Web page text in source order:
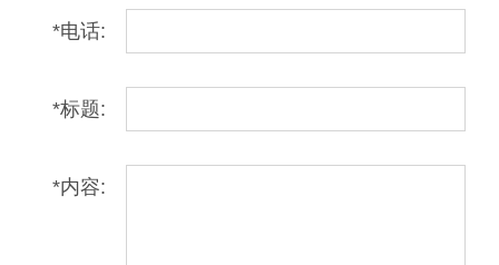
*电话:
*标题:
*内容: